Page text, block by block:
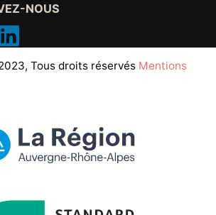
NOUS
Tous droits réservés Mentions